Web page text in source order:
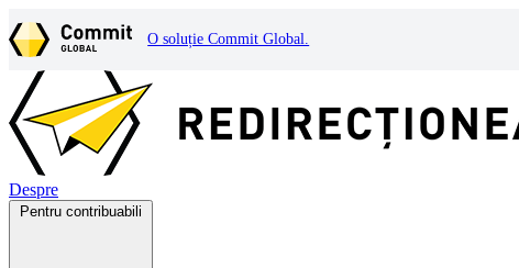
O soluție Commit Global.
Despre
Pentru contribuabili